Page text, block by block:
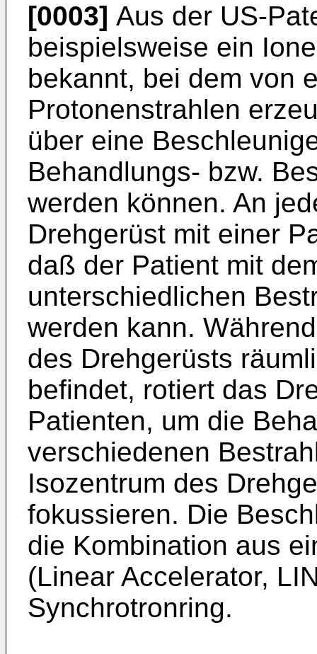
[0003] Aus der US-
beispielsweise ein
bekannt, bei dem von
Protonenstrahlen
über eine
Behandlungs- bzw.
werden können. An
Drehgerüst mit einer
daß der Patient mit
unterschiedlichen
werden kann.
des Drehgerüsts
befindet, rotiert das
Patienten, um die
verschiedenen
Isozentrum des
fokussieren. Die
die Kombination aus
(Linear Accelerator,
Synchrotronring.